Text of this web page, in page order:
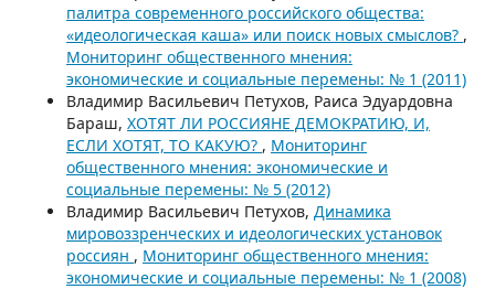
палитра современного российского общества:
«идеологическая каша» или поиск новых смыслов? ,
Мониторинг общественного мнения:
экономические и социальные перемены: № 1 (2011)
Владимир Васильевич Петухов, Раиса Эдуардовна
Бараш, ХОТЯТ ЛИ РОССИЯНЕ ДЕМОКРАТИЮ, И,
ЕСЛИ ХОТЯТ, ТО КАКУЮ? , Мониторинг
общественного мнения: экономические и
социальные перемены: № 5 (2012)
Владимир Васильевич Петухов, Динамика
мировоззренческих и идеологических установок
россиян , Мониторинг общественного мнения:
экономические и социальные перемены: № 1 (2008)